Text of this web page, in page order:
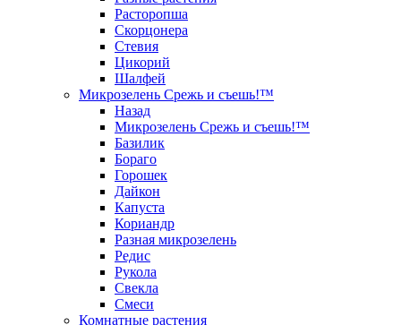
Расторопша
Скорцонера
Стевия
Цикорий
Шалфей
Микрозелень Срежь и съешь!™
Назад
Микрозелень Срежь и съешь!™
Базилик
Бораго
Горошек
Дайкон
Капуста
Кориандр
Разная микрозелень
Редис
Рукола
Свекла
Смеси
Комнатные растения